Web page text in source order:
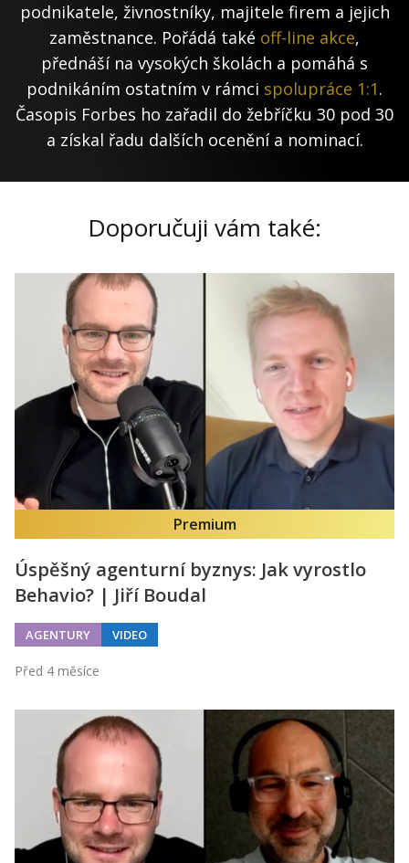
podnikatele, živnostníky, majitele firem a jejich
zaměstnance. Pořádá také off-line akce,
přednáší na vysokých školách a pomáhá s
podnikáním ostatním v rámci spolupráce 1:1.
Časopis Forbes ho zařadil do žebříčku 30 pod 30
a získal řadu dalších ocenění a nominací.
Doporučuji vám také:
Premium
Úspěšný agenturní byznys: Jak vyrostlo
Behavio? | Jiří Boudal
AGENTURY VIDEO
Před 4 měsíce